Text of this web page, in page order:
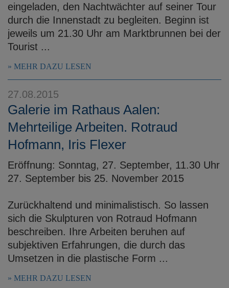
eingeladen, den Nachtwächter auf seiner Tour
durch die Innenstadt zu begleiten. Beginn ist
jeweils um 21.30 Uhr am Marktbrunnen bei der
Tourist ...
MEHR DAZU LESEN
27.08.2015
Galerie im Rathaus Aalen:
Mehrteilige Arbeiten. Rotraud
Hofmann, Iris Flexer
Eröffnung: Sonntag, 27. September, 11.30 Uhr
27. September bis 25. November 2015
Zurückhaltend und minimalistisch. So lassen
sich die Skulpturen von Rotraud Hofmann
beschreiben. Ihre Arbeiten beruhen auf
subjektiven Erfahrungen, die durch das
Umsetzen in die plastische Form ...
MEHR DAZU LESEN